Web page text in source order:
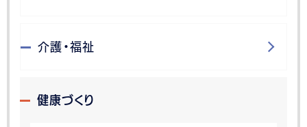
介護・福祉
健康づくり